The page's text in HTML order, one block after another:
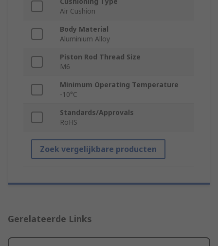
Air Cushion
Body Material
Aluminium Alloy
Piston Rod Thread Size
M6
Minimum Operating Temperature
-10°C
Standards/Approvals
RoHS
Zoek vergelijkbare producten
Gerelateerde Links